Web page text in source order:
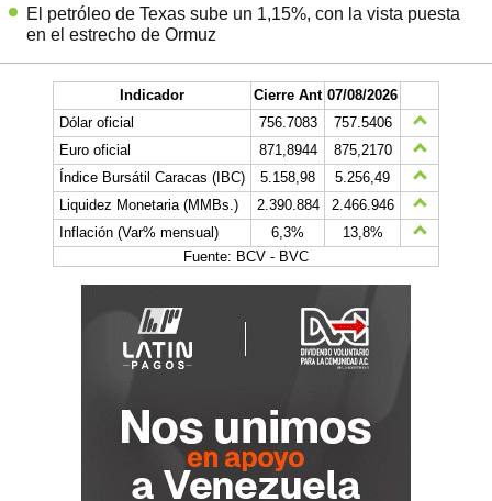
El petróleo de Texas sube un 1,15%, con la vista puesta
en el estrecho de Ormuz
Indicador Cierre Ant 07/08/2026
Dólar oficial
756.7083
757.5406
Euro oficial
871,8944
875,2170
Índice Bursátil Caracas (IBC)
5.158,98
5.256,49
Liquidez Monetaria (MMBs.)
2.390.884
2.466.946
Inflación (Var% mensual)
6,3%
13,8%
Fuente: BCV - BVC